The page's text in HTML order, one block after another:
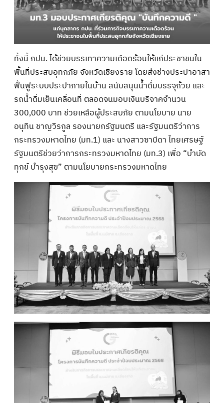
ทั้งนี้ กปน. ได้ช่วยบรรเทาความเดือดร้อนให้แก่ประชาชนใน
พื้นที่ประสบอุทกภัย จังหวัดเชียงราย โดยส่งช่างประปาอาสา
ฟื้นฟูระบบประปาภายในบ้าน สนับสนุนน้ำดื่มบรรจุถ้วย และ
รถน้ำดื่มเย็นเคลื่อนที่ ตลอดจนมอบเงินบริจาคจำนวน
300,000 บาท ช่วยเหลือผู้ประสบภัย ตามนโยบาย นาย
อนุทิน ชาญวีรกูล รองนายกรัฐมนตรี และรัฐมนตรีว่าการ
กระทรวงมหาดไทย (มท.1) และ นางสาวซาบีดา ไทยเศรษฐ์
รัฐมนตรีช่วยว่าการกระทรวงมหาดไทย (มท.3) เพื่อ “บำบัด
ทุกข์ บำรุงสุข” ตามนโยบายกระทรวงมหาดไทย